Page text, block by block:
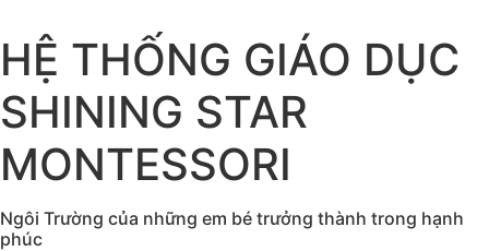
HỆ THỐNG GIÁO DỤC
SHINING STAR
MONTESSORI
Ngôi Trường của những em bé trưởng thành trong hạnh
phúc